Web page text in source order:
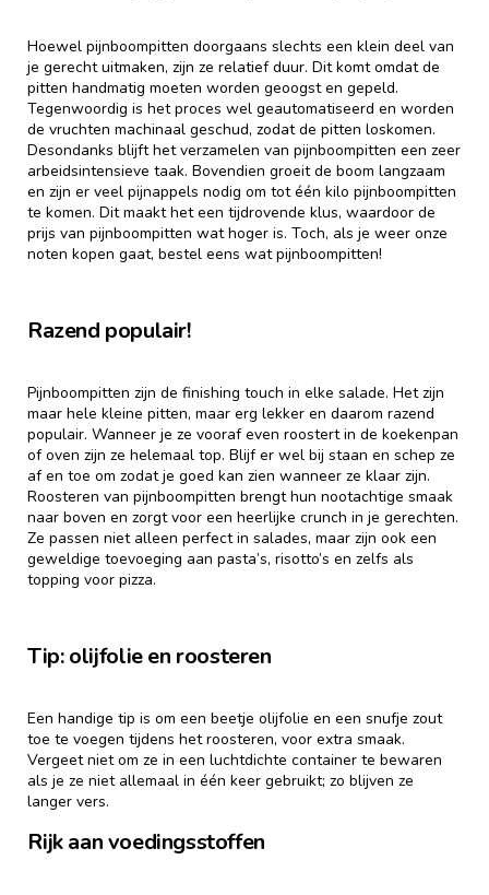
Hoewel pijnboompitten doorgaans slechts een klein deel van
je gerecht uitmaken, zijn ze relatief duur. Dit komt omdat de
pitten handmatig moeten worden geoogst en gepeld.
Tegenwoordig is het proces wel geautomatiseerd en worden
de vruchten machinaal geschud, zodat de pitten loskomen.
Desondanks blijft het verzamelen van pijnboompitten een zeer
arbeidsintensieve taak. Bovendien groeit de boom langzaam
en zijn er veel pijnappels nodig om tot één kilo pijnboompitten
te komen. Dit maakt het een tijdrovende klus, waardoor de
prijs van pijnboompitten wat hoger is. Toch, als je weer onze
noten kopen gaat, bestel eens wat pijnboompitten!
Razend populair!
Pijnboompitten zijn de finishing touch in elke salade. Het zijn
maar hele kleine pitten, maar erg lekker en daarom razend
populair. Wanneer je ze vooraf even roostert in de koekenpan
of oven zijn ze helemaal top. Blijf er wel bij staan en schep ze
af en toe om zodat je goed kan zien wanneer ze klaar zijn.
Roosteren van pijnboompitten brengt hun nootachtige smaak
naar boven en zorgt voor een heerlijke crunch in je gerechten.
Ze passen niet alleen perfect in salades, maar zijn ook een
geweldige toevoeging aan pasta’s, risotto’s en zelfs als
topping voor pizza.
Tip: olijfolie en roosteren
Een handige tip is om een beetje olijfolie en een snufje zout
toe te voegen tijdens het roosteren, voor extra smaak.
Vergeet niet om ze in een luchtdichte container te bewaren
als je ze niet allemaal in één keer gebruikt; zo blijven ze
langer vers.
Rijk aan voedingsstoffen